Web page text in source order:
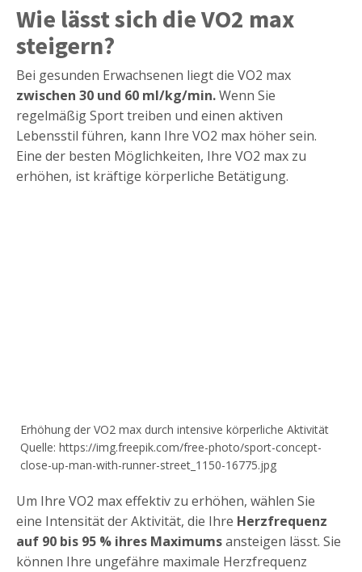
Wie lässt sich die VO2 max
steigern?
Bei gesunden Erwachsenen liegt die VO2 max
zwischen 30 und 60 ml/kg/min.Wenn Sie
regelmäßig Sport treiben und einen aktiven
Lebensstil führen, kann Ihre VO2 max höher sein.
Eine der besten Möglichkeiten, Ihre VO2 max zu
erhöhen, ist kräftige körperliche Betätigung.
Erhöhung der VO2 max durch intensive körperliche Aktivität
Quelle: https://img.freepik.com/free-photo/sport-concept-
close-up-man-with-runner-street_1150-16775.jpg
Um Ihre VO2 max effektiv zu erhöhen, wählen Sie
eine Intensität der Aktivität, die Ihre Herzfrequenz
auf 90 bis 95 % ihres Maximumsansteigen lässt. Sie
können Ihre ungefähre maximale Herzfrequenz